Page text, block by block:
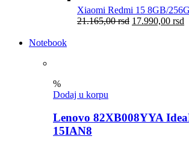
Xiaomi Redmi 15 8GB/
21.165,00rsd 17.990,00 rsd
Notebook
%
Dodaj u korpu
Lenovo 82XB008YYA
15IAN8